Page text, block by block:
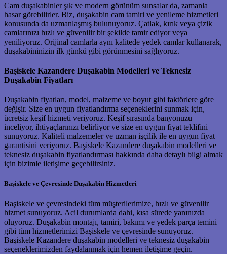
Cam duşakabinler şık ve modern görünüm sunsalar da, zamanla
hasar görebilirler. Biz, duşakabin cam tamiri ve yenileme hizmetleri
konusunda da uzmanlaşmış bulunuyoruz. Çatlak, kırık veya çizik
camlarınızı hızlı ve güvenilir bir şekilde tamir ediyor veya
yeniliyoruz. Orijinal camlarla aynı kalitede yedek camlar kullanarak,
duşakabininizin ilk günkü gibi görünmesini sağlıyoruz.
Başiskele Kazandere Duşakabin Modelleri ve Teknesiz
Duşakabin Fiyatları
Duşakabin fiyatları, model, malzeme ve boyut gibi faktörlere göre
değişir. Size en uygun fiyatlandırma seçeneklerini sunmak için,
ücretsiz keşif hizmeti veriyoruz. Keşif sırasında banyonuzu
inceliyor, ihtiyaçlarınızı belirliyor ve size en uygun fiyat teklifini
sunuyoruz. Kaliteli malzemeler ve uzman işçilik ile en uygun fiyat
garantisini veriyoruz. Başiskele Kazandere duşakabin modelleri ve
teknesiz duşakabin fiyatlandırması hakkında daha detaylı bilgi almak
için bizimle iletişime geçebilirsiniz.
Başiskele ve Çevresinde Duşakabin Hizmetleri
Başiskele ve çevresindeki tüm müşterilerimize, hızlı ve güvenilir
hizmet sunuyoruz. Acil durumlarda dahi, kısa sürede yanınızda
oluyoruz. Duşakabin montajı, tamiri, bakımı ve yedek parça temini
gibi tüm hizmetlerimizi Başiskele ve çevresinde sunuyoruz.
Başiskele Kazandere duşakabin modelleri ve teknesiz duşakabin
seçeneklerimizden faydalanmak için hemen iletişime geçin.